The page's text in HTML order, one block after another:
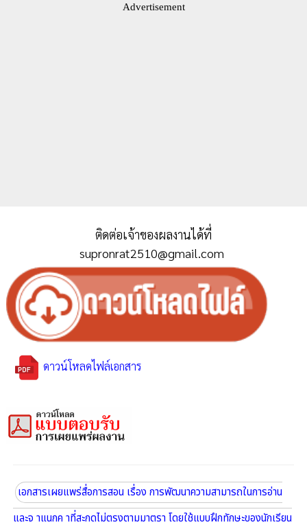
Advertisement
ติดต่อเจ้าของผลงานได้ที่
supronrat2510@gmail.com
ดาวน์โหลดไฟล์เอกสาร
เอกสารเผยแพร่สื่อการสอน เรื่อง การพัฒนาความสามารถในการอ่าน
และจ าแนกค าที่สะกดไม่ตรงตามมาตรา โดยใช้แบบฝึกทักษะของนักเรียน